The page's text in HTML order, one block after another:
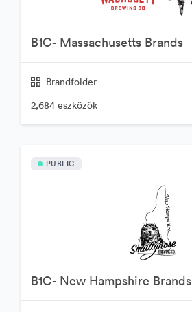
B1C- Massachusetts Brands
Brandfolder
2,684 eszközök
PUBLIC
B1C- New Hampshire Brands